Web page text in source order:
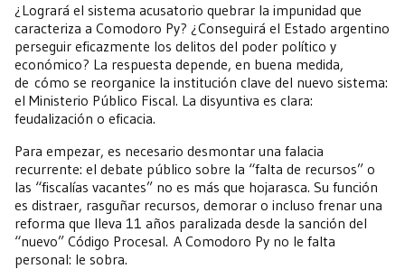
¿Logrará el sistema acusatorio quebrar la impunidad que
caracteriza a Comodoro Py? ¿Conseguirá el Estado argentino
perseguir eficazmente los delitos del poder político y
económico? La respuesta depende, en buena medida,
de cómo se reorganice la institución clave del nuevo sistema:
el Ministerio Público Fiscal. La disyuntiva es clara:
feudalización o eficacia.
Para empezar, es necesario desmontar una falacia
recurrente: el debate público sobre la “falta de recursos” o
las “fiscalías vacantes” no es más que hojarasca. Su función
es distraer, rasguñar recursos, demorar o incluso frenar una
reforma que lleva 11 años paralizada desde la sanción del
“nuevo” Código Procesal. A Comodoro Py no le falta
personal: le sobra.